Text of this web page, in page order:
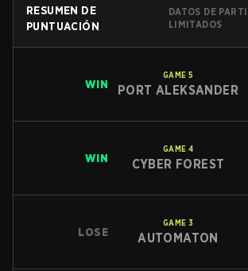
RESUMEN DE
PUNTUACIÓN
DATOS DE
LIMITADOS
WIN
GAME 5
PORT ALEKSANDER
WIN
GAME 4
CYBER FOREST
LOSE
GAME 3
AUTOMATON